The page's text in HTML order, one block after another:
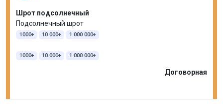
Шрот подсолнечный
Подсолнечный шрот
1000+ 10 000+ 1 000 000+
1000+ 10 000+ 1 000 000+
Договорная